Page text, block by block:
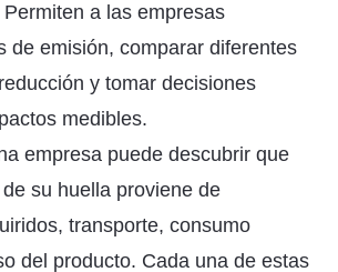
a las empresas
de emisión, comparar diferentes
y tomar decisiones
medibles.
empresa puede descubrir que
su huella proviene de
transporte, consumo
del producto. Cada una de estas